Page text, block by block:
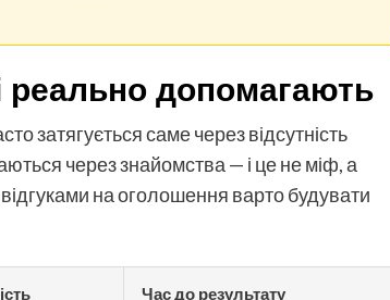
реально допомагають
затягується саме через відсутність
через знайомства — і це не міф, а
на оголошення варто будувати
Час до результату